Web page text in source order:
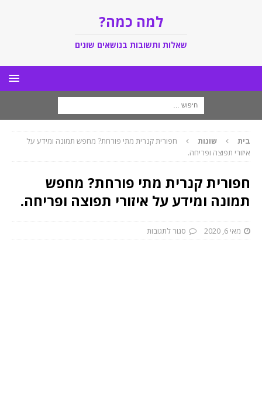
למה כמה?
שאלות ותשובות בנושאים שונים
בית שונות
חפורית קנרית מתי פורחת? מחפש תמונה ומידע על
איזורי תפוצה ופריחה.
חפורית קנרית מתי פורחת? מחפש
תמונה ומידע על איזורי תפוצה ופריחה.
מאי 6, 2020 סגור לתגובות